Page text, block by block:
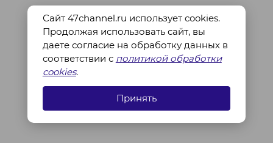
Сайт 47channel.ru использует cookies.
Продолжая использовать сайт, вы
даете согласие на обработку данных в
соответствии с политикой обработки
cookies.
Принять